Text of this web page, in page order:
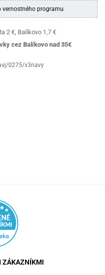
programu
2 €, Balíkovo 1,7 €
cez Balíkovo nad 35€
0275/v3navy
ZÁKAZNÍKMI